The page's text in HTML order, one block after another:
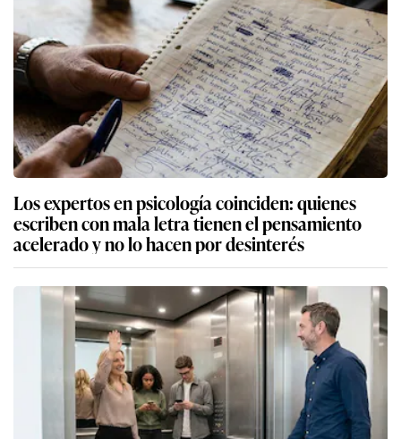
Los expertos en psicología coinciden: quienes
escriben con mala letra tienen el pensamiento
acelerado y no lo hacen por desinterés